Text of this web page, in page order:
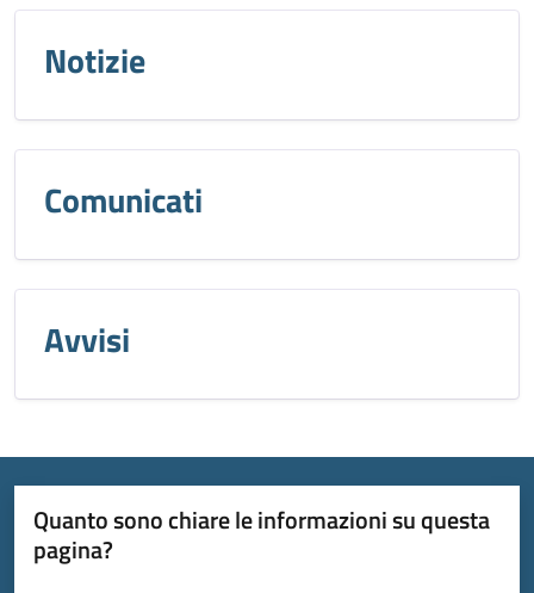
Notizie
Comunicati
Avvisi
Quanto sono chiare le informazioni su questa
pagina?